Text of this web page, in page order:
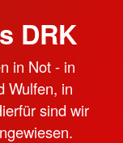
DRK
in Not - in
Wulfen, in
sind wir